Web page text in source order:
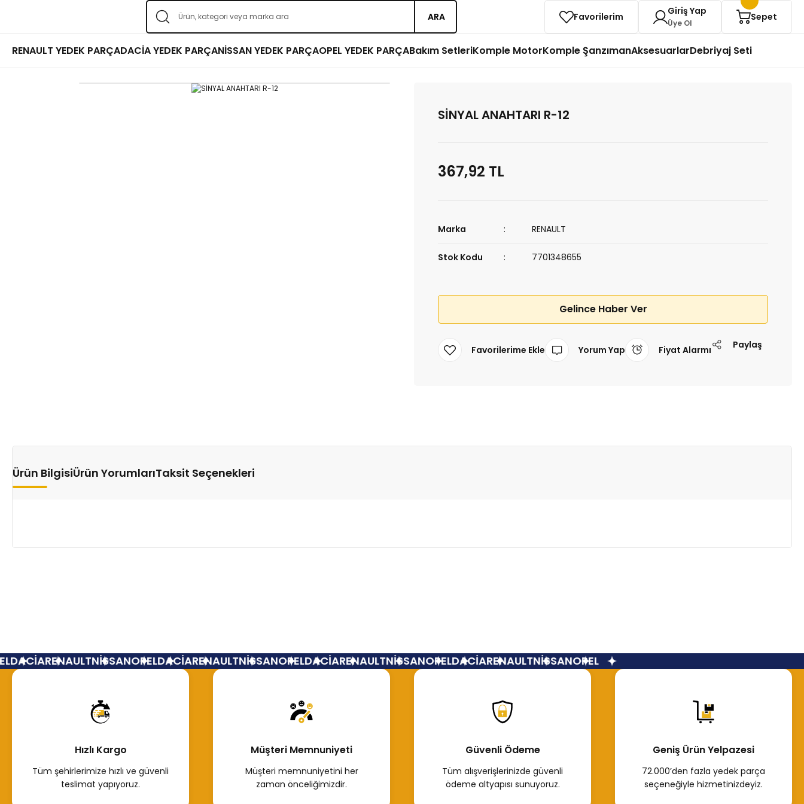
ARA Favorilerim Giriş Yap
Üye Ol
Sepet
RENAULT YEDEK PARÇADACİA YEDEK PARÇANİSSAN YEDEK PARÇAOPEL YEDEK PARÇABakım SetleriKomple MotorKomple ŞanzımanAksesuarlarDebriyaj Seti
SİNYAL ANAHTARI R-12
367,92 TL
Marka RENAULT
Stok Kodu 7701348655
Gelince Haber Ver
Yorum Yap Fiyat Alarmı Paylaş
Ürün BilgisiÜrün YorumlarıTaksit Seçenekleri
DACİARENAULTNİSSANOPELDACİARENAULTNİSSANOPELDACİARENAULTNİSSANOPELDACİARENAULTNİSSANOPEL
Hızlı Kargo
Tüm şehirlerimize hızlı ve güvenli
teslimat yapıyoruz.
Müşteri Memnuniyeti
Müşteri memnuniyetini her
zaman önceliğimizdir.
Güvenli Ödeme
Tüm alışverişlerinizde güvenli
ödeme altyapısı sunuyoruz.
Geniş Ürün Yelpazesi
72.000’den fazla yedek parça
seçeneğiyle hizmetinizdeyiz.